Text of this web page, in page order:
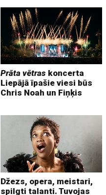
Prāta vētras koncerta
Liepājā īpašie viesi būs
Chris Noah un Fiņķis
Džezs, opera, meistari,
spilgti talanti. Tuvojas